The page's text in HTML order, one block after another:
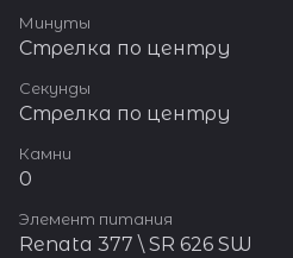
Минуты
Стрелка по центру
Секунды
Стрелка по центру
Камни
0
Элемент питания
Renata 377 \ SR 626 SW